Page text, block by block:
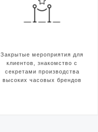
Закрытые мероприятия для
клиентов, знакомство с
секретами производства
высоких часовых брендов